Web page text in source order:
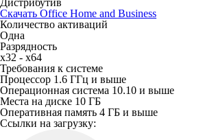
Дистрибутив
Скачать Office Home and Business
Количество активаций
Одна
Разрядность
x32 - x64
Требования к системе
Процессор 1.6 ГГц и выше
Операционная система 10.10 и выше
Места на диске 10 ГБ
Оперативная память 4 ГБ и выше
Ссылки на загрузку: